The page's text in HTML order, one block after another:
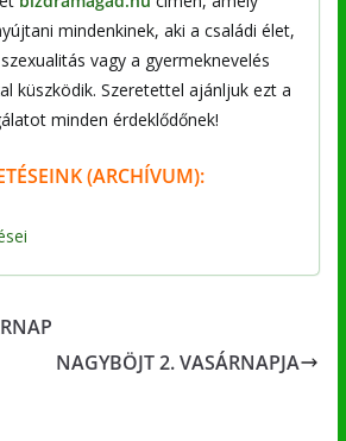
mindenkinek, aki a családi élet,
vagy a gyermeknevelés
küszködik. Szeretettel ajánljuk ezt a
minden érdeklődőnek!
(ARCHÍVUM):
NAGYBÖJT 2. VASÁRNAPJA